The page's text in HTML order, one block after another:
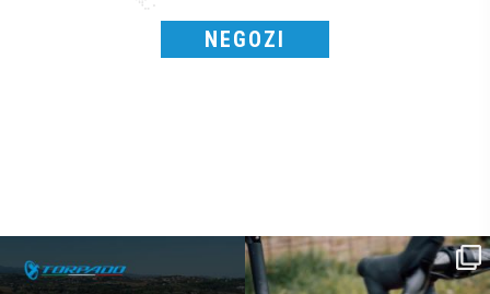
NEGOZI
IBF sta per...
Kepler R è la gravel pensata per affrontare
lunghe...